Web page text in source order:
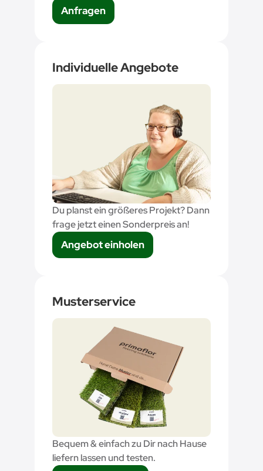
Anfragen
Individuelle Angebote
Du planst ein größeres Projekt? Dann
frage jetzt einen Sonderpreis an!
Angebot einholen
Musterservice
Bequem & einfach zu Dir nach Hause
liefern lassen und testen.